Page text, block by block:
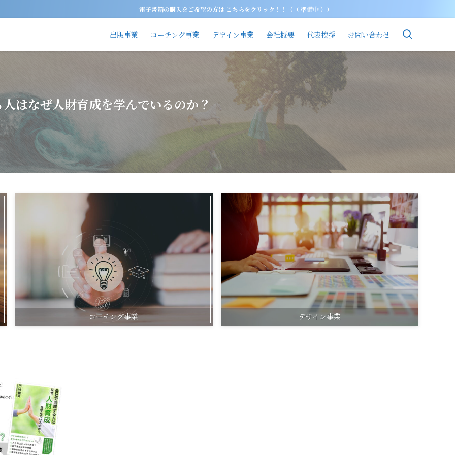
電子書籍の購入をご希望の方は こちらをクリック！！（（ 準備中 ）
出版事業 コーチング事業 デザイン事業 会社概要 代表挨拶 お問い合わせ
はなぜ人財育成を学んでいるのか？
コーチング事業 デザイン事業